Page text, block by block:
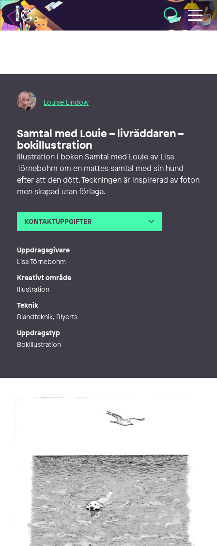
Illustratörcentrum
Louise Lindow
Samtal med Louie – livräddaren –
bokillustration
Illustration i boken Samtal med Louie av Lisa
Törnebohm om en mattes samtal med sin hund
efter att den dött. Teckningen är inspirerad av foton
men skapad utan förlaga.
KONTAKTUPPGIFTER
Uppdragsgivare
Lisa Törnebohm
Kreativt område
Illustration
Teknik
Blandteknik, Blyerts
Uppdragstyp
Bokillustration